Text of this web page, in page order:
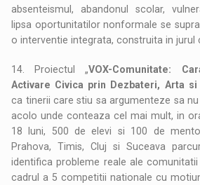
absenteismul, abandonul scolar,
lipsa oportunitatilor nonformale se
o interventie integrata, construita in jurul
14. Proiectul „VOX-Comunitate:
Activare Civica prin Dezbateri, Arta si
ca tinerii care stiu sa argumenteze sa
acolo unde conteaza cel mai mult, in
18 luni, 500 de elevi si 100 de
Prahova, Timis, Cluj si Suceava
identifica probleme reale ale
cadrul a 5 competitii nationale cu